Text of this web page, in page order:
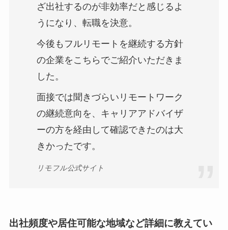
ざ出社するのが非効率だと感じるよ
うになり、転職を決意。
今後もフルリモートを継続する方針
の企業をこちらでご紹介いただきま
した。
面接では聞きづらいリモートワーク
の継続意向を、キャリアアドバイザ
ーの方を経由して確認できたのは大
きかったです。
リモフル公式サイト
出社頻度や居住可能な地域など詳細に教えてい